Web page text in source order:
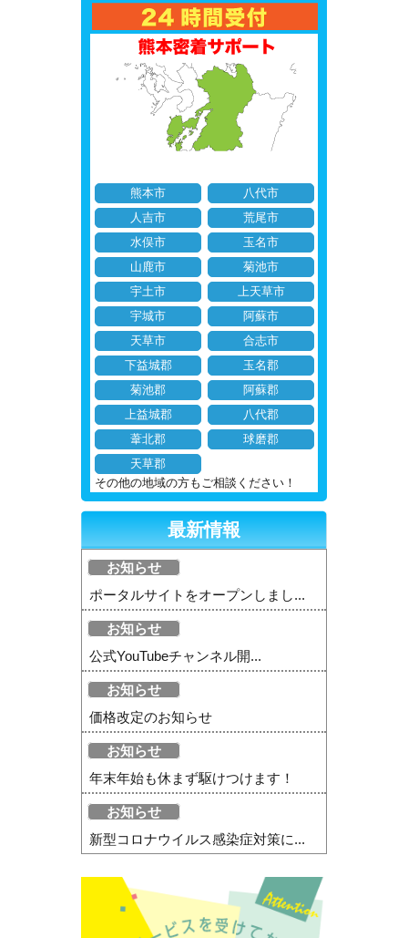
熊本市
八代市
人吉市
荒尾市
水俣市
玉名市
山鹿市
菊池市
宇土市
上天草市
宇城市
阿蘇市
天草市
合志市
下益城郡
玉名郡
菊池郡
阿蘇郡
上益城郡
八代郡
葦北郡
球磨郡
天草郡
その他の地域の方もご相談ください！
最新情報
お知らせ
ポータルサイトをオープンしまし...
お知らせ
公式YouTubeチャンネル開...
お知らせ
価格改定のお知らせ
お知らせ
年末年始も休まず駆けつけます！
お知らせ
新型コロナウイルス感染症対策に...